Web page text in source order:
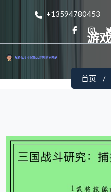
+13594780453
游
首页